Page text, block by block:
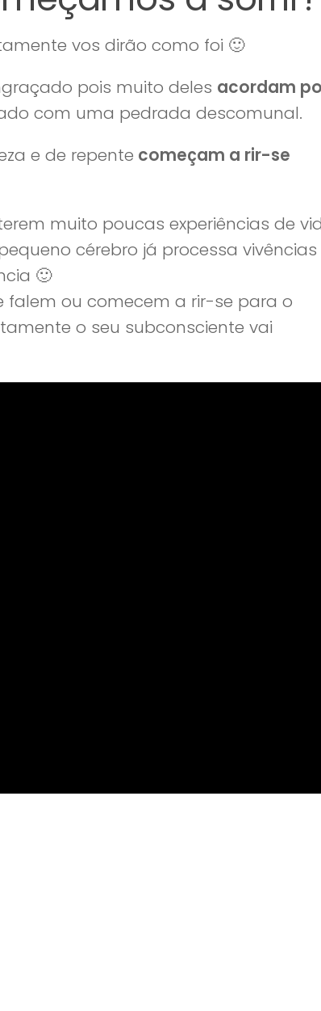
vos dirão como foi 🙂
pois muito deles acordam
com uma pedrada descomunal.
e de repente começam a rir-se
muito poucas experiências de
cérebro já processa vivências
🙂
falem ou comecem a rir-se para o
o seu subconsciente vai